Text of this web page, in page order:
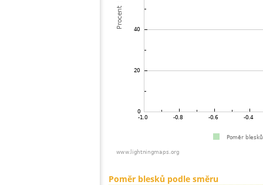
Poměr blesků podle směru